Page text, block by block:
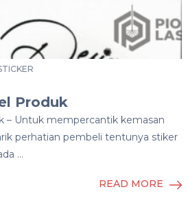
Produk
– Untuk mempercantik kemasan
perhatian pembeli tentunya stiker
…
READ MORE